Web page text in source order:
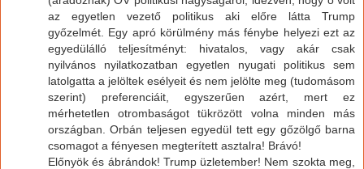
az egyetlen vezető politikus aki előre látta Trump
győzelmét. Egy apró körülmény más fénybe helyezi ezt az
egyedülálló teljesítményt: hivatalos, vagy akár csak
nyilvános nyilatkozatban egyetlen nyugati politikus sem
latolgatta a jelöltek esélyeit és nem jelölte meg (tudomásom
szerint) preferenciáit, egyszerűen azért, mert ez
mérhetetlen otrombaságot tükrözött volna minden más
országban. Orbán teljesen egyedül tett egy gőzölgő barna
csomagot a fényesen megterített asztalra! Brávó!
Előnyök és ábrándok! Trump üzletember! Nem szokta meg,